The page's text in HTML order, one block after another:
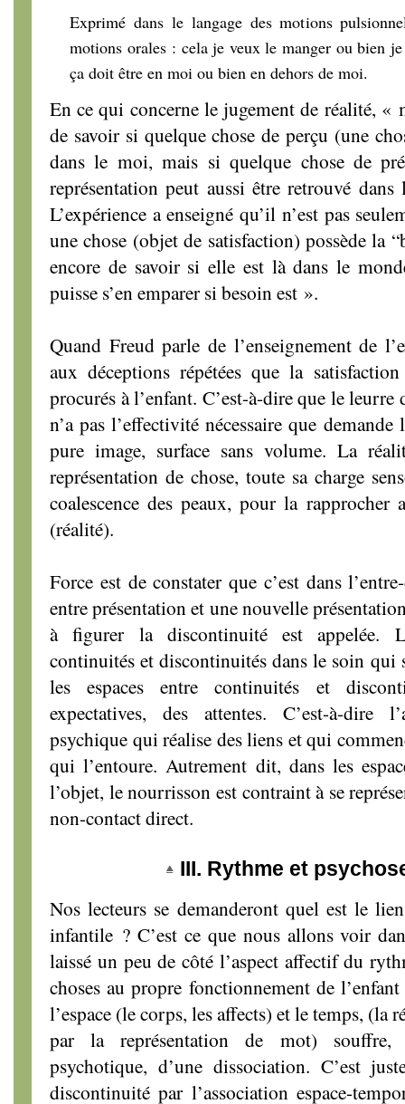
Exprimé dans le langage des motions
motions orales : cela je veux le manger ou bien
ça doit être en moi ou bien en dehors de moi.
En ce qui concerne le jugement de réalité, «
de savoir si quelque chose de perçu (une
dans le moi, mais si quelque chose de
représentation peut aussi être retrouvé
L’expérience a enseigné qu’il n’est pas
une chose (objet de satisfaction) possède la
encore de savoir si elle est là dans le
puisse s’en emparer si besoin est ».
Quand Freud parle de l’enseignement de
aux déceptions répétées que la
procurés à l’enfant. C’est-à-dire que le leurre
n’a pas l’effectivité nécessaire que
pure image, surface sans volume. La
représentation de chose, toute sa charge
coalescence des peaux, pour la
(réalité).
Force est de constater que c’est dans
entre présentation et une nouvelle
à figurer la discontinuité est appelée.
continuités et discontinuités dans le soin qui
les espaces entre continuités et
expectatives, des attentes. C’est-à-dire
psychique qui réalise des liens et qui
qui l’entoure. Autrement dit, dans les
l’objet, le nourrisson est contraint à se
non-contact direct.
III. Rythme et
Nos lecteurs se demanderont quel est le
infantile ? C’est ce que nous allons voir
laissé un peu de côté l’aspect affectif du
choses au propre fonctionnement de
l’espace (le corps, les affects) et le temps, (la
par la représentation de mot) souffre,
psychotique, d’une dissociation. C’est
discontinuité par l’association espace-